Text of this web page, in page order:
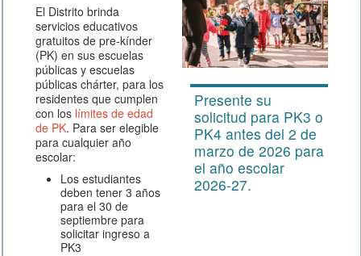
Presente su
solicitud para PK3 o
PK4 antes del 2 de
marzo de 2026 para
el año escolar
2026-27.
El Distrito brinda
servicios educativos
gratuitos de pre-kínder
(PK) en sus escuelas
públicas y escuelas
públicas chárter, para los
residentes que cumplen
con los límites de edad
de PK. Para ser elegible
para cualquier año
escolar:
Los estudiantes
deben tener 3 años
para el 30 de
septiembre para
solicitar ingreso a
PK3